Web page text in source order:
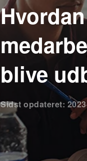
blive
Sidst opdateret: